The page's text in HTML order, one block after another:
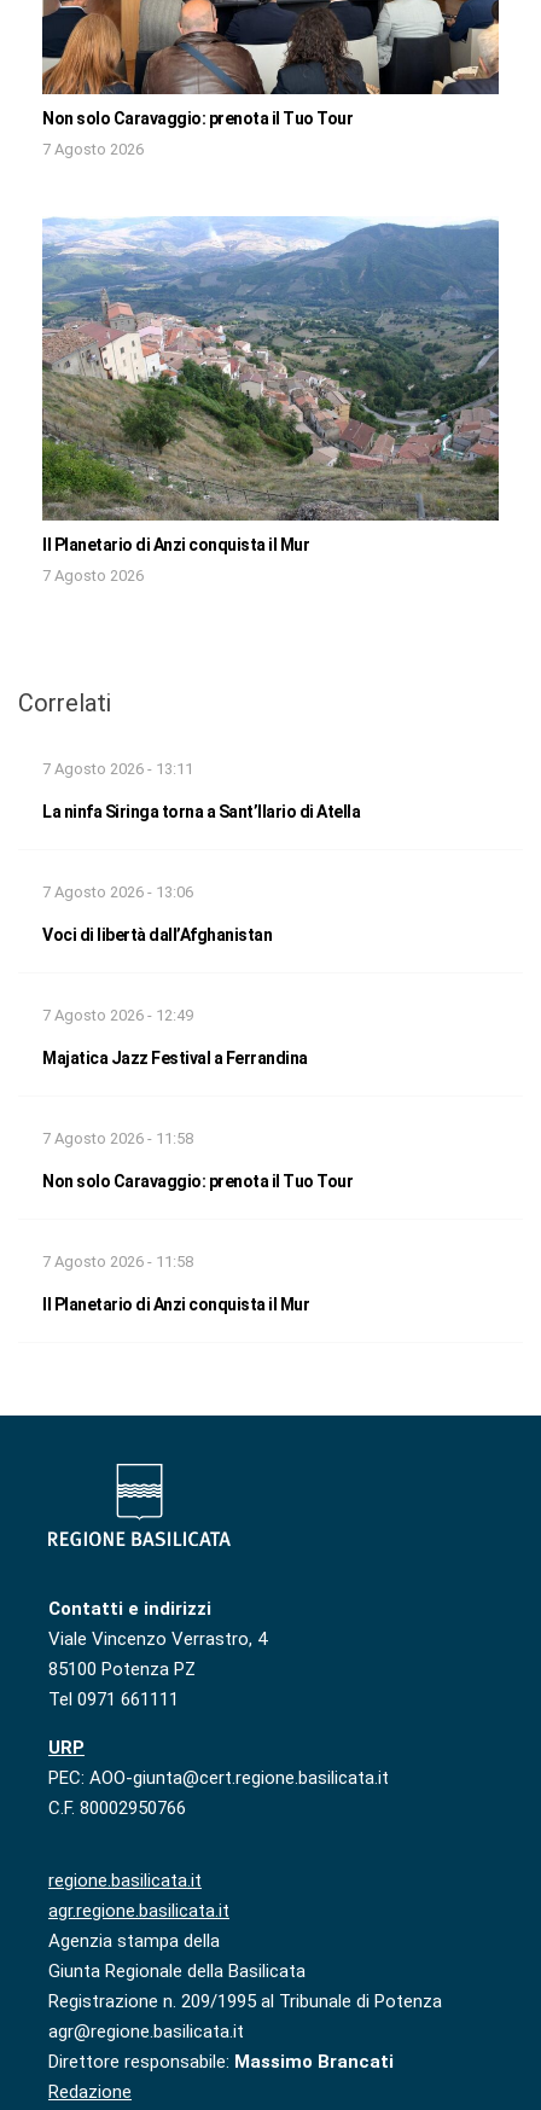
Non solo Caravaggio: prenota il Tuo Tour
7 Agosto 2026
Il Planetario di Anzi conquista il Mur
7 Agosto 2026
Correlati
7 Agosto 2026 - 13:11
La ninfa Siringa torna a Sant’Ilario di Atella
7 Agosto 2026 - 13:06
Voci di libertà dall’Afghanistan
7 Agosto 2026 - 12:49
Majatica Jazz Festival a Ferrandina
7 Agosto 2026 - 11:58
Non solo Caravaggio: prenota il Tuo Tour
7 Agosto 2026 - 11:58
Il Planetario di Anzi conquista il Mur
Contatti e indirizzi
Viale Vincenzo Verrastro, 4
85100 Potenza PZ
Tel 0971 661111
URP
PEC: AOO-giunta@cert.regione.basilicata.it
C.F. 80002950766
regione.basilicata.it
agr.regione.basilicata.it
Agenzia stampa della
Giunta Regionale della Basilicata
Registrazione n. 209/1995 al Tribunale di Potenza
agr@regione.basilicata.it
Direttore responsabile: Massimo Brancati
Redazione